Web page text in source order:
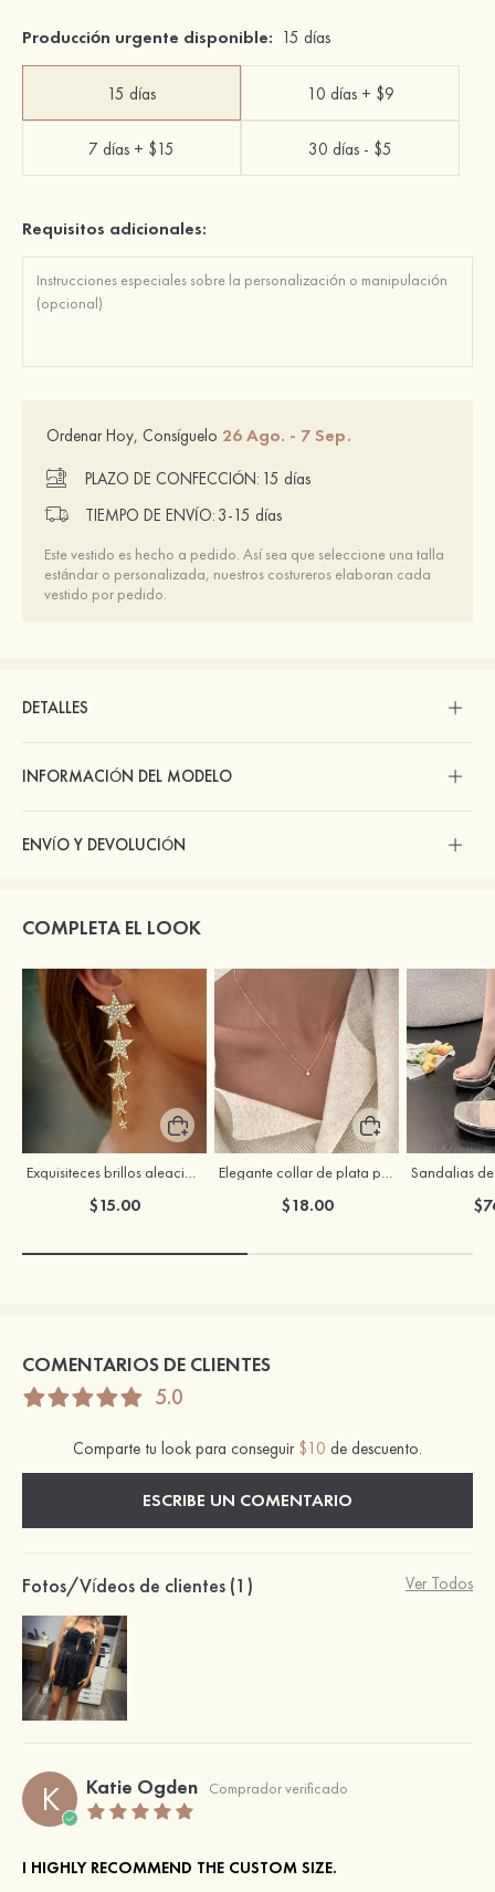
Producción urgente disponible: 15 días
15 días 10 días + $9
7 días + $15 30 días - $5
Requisitos adicionales:
Ordenar Hoy, Consíguelo 26 Ago. - 7 Sep.
PLAZO DE CONFECCIÓN: 15 días
TIEMPO DE ENVÍO: 3-15 días
Este vestido es hecho a pedido. Así sea que seleccione una talla
estándar o personalizada, nuestros costureros elaboran cada
vestido por pedido.
DETALLES
INFORMACIÓN DEL MODELO
ENVÍO Y DEVOLUCIÓN
COMPLETA EL LOOK
Exquisiteces brillos aleación pendientes con rhinestones
$15.00
Elegante collar de plata para mujer con circonitas cúbicas
$18.00
COMENTARIOS DE CLIENTES
5.0
Comparte tu look para conseguir $10 de descuento.
ESCRIBE UN COMENTARIO
Fotos/Vídeos de clientes (1) Ver Todos
K Katie Ogden Comprador verificado
I HIGHLY RECOMMEND THE CUSTOM SIZE.